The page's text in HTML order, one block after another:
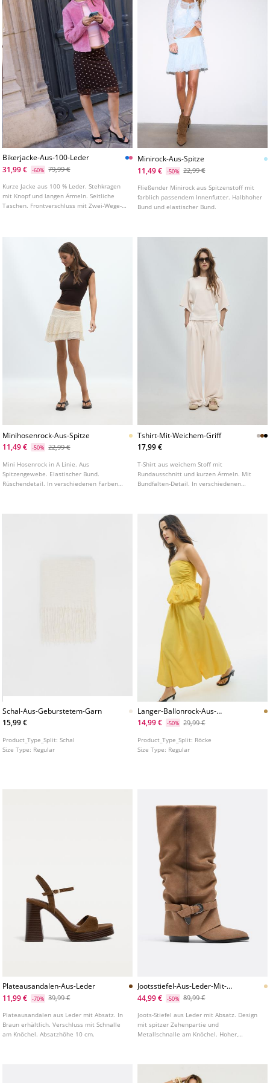
Bikerjacke-Aus-100-Leder
31,99 €
-60% 79,99 €
Kurze Jacke aus 100 % Leder. Stehkragen
mit Knopf und langen Ärmeln. Seitliche
Taschen. Frontverschluss mit Zwei-Wege-
Minirock-Aus-Spitze
11,49 €
-50% 22,99 €
Fließender Minirock aus Spitzenstoff mit
farblich passendem Innenfutter. Halbhoher
Bund und elastischer Bund.
Minihosenrock-Aus-Spitze
11,49 €
-50% 22,99 €
Mini Hosenrock in A Linie. Aus
Spitzengewebe. Elastischer Bund.
Rüschendetail. In verschiedenen Farben
Tshirt-Mit-Weichem-Griff
17,99 €
T-Shirt aus weichem Stoff mit
Rundausschnitt und kurzen Ärmeln. Mit
Bundfalten-Detail. In verschiedenen
Schal-Aus-Geburstetem-Garn
15,99 €
Product_Type_Split:Schal
Size Type: Regular
Langer-Ballonrock-Aus-
Popeline
14,99 € -50% 29,99 €
Product_Type_Split: Röcke
Size Type: Regular
Plateausandalen-Aus-Leder
11,99 €
-70% 39,99 €
Plateausandalen aus Leder mit Absatz. In
Braun erhältlich. Verschluss mit Schnalle
am Knöchel. Absatzhöhe 10 cm.
Jootsstiefel-Aus-Leder-Mit-
Absatz
44,99 € -50% 89,99 €
Joots-Stiefel aus Leder mit Absatz. Design
mit spitzer Zehenpartie und
Metallschnalle am Knöchel. Hoher,